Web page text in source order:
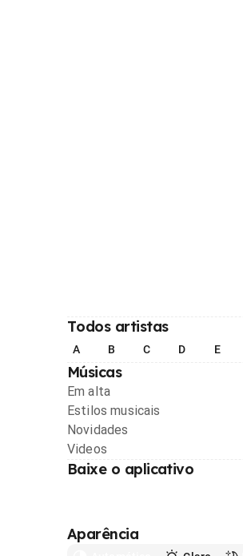
Todos artistas
A B C D E
Músicas
Em alta
Estilos musicais
Novidades
Videos
Baixe o aplicativo
Aparência